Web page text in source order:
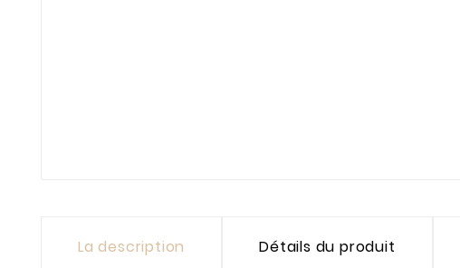
La description Détails du produit